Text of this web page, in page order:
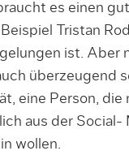
es einen
Tristan
ist. Aber
überzeugend
eine Person, die
aus der Social-
wollen.